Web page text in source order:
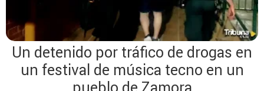
Un detenido por tráfico de drogas en
un festival de música tecno en un